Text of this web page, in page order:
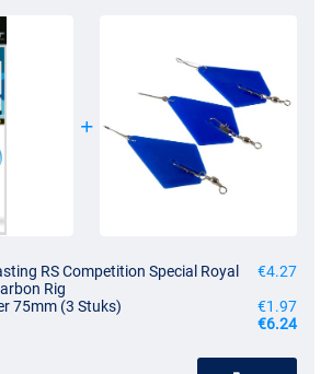
RS Competition Special Royal
Rig
€4.27
75mm (3 Stuks)
€1.97
€6.24